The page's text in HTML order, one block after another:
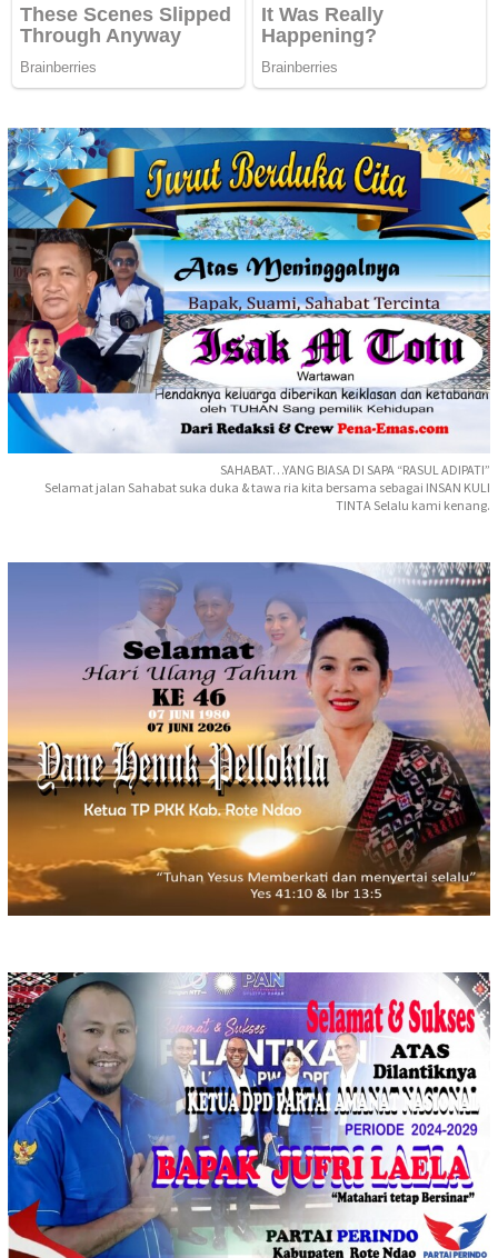
SAHABAT…YANG BIASA DI SAPA “RASUL ADIPATI”
Selamat jalan Sahabat suka duka & tawa ria kita bersama sebagai INSAN KULI
TINTA Selalu kami kenang.